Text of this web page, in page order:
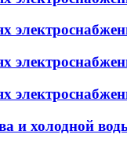
и холодной